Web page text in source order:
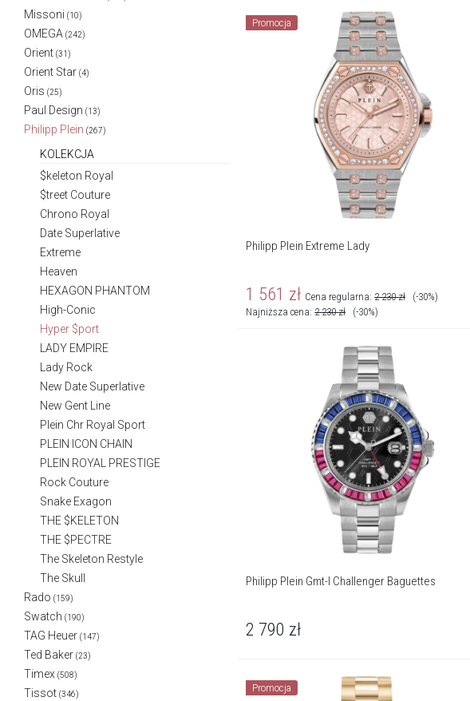
Missoni (10)
OMEGA (242)
Orient (31)
Orient Star (4)
Oris (25)
Paul Design (13)
Philipp Plein (267)
KOLEKCJA
$keleton Royal
$treet Couture
Chrono Royal
Date Superlative
Extreme
Heaven
HEXAGON PHANTOM
High-Conic
Hyper $port
LADY EMPIRE
Lady Rock
New Date Superlative
New Gent Line
Plein Chr Royal Sport
PLEIN ICON CHAIN
PLEIN ROYAL PRESTIGE
Rock Couture
Snake Exagon
THE $KELETON
THE $PECTRE
The Skeleton Restyle
The Skull
Rado (159)
Swatch (190)
TAG Heuer (147)
Ted Baker (23)
Timex (508)
Tissot (346)
Promocja
Philipp Plein Extreme Lady
1 561 zł Cena regularna:2 230 zł
(-30%)
Najniższa cena:2 230 zł (-30%)
Philipp Plein Gmt-I Challenger Baguettes
2 790 zł
Promocja